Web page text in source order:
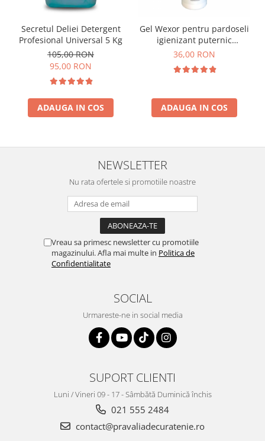
Secretul Deliei Detergent
Profesional Universal 5 Kg
105,00 RON
95,00 RON
ADAUGA IN COS
Gel Wexor pentru pardoseli
igienizant puternic
parfumat Monoi di Thaiti
750ml
36,00 RON
ADAUGA IN COS
NEWSLETTER
Nu rata ofertele si promotiile noastre
Vreau sa primesc newsletter cu promotiile
magazinului. Afla mai multe in Politica de
Confidentialitate
SOCIAL
Urmareste-ne in social media
SUPORT CLIENTI
Luni / Vineri 09 - 17 - Sâmbătă Duminică închis
021 555 2484
contact@pravaliadecuratenie.ro